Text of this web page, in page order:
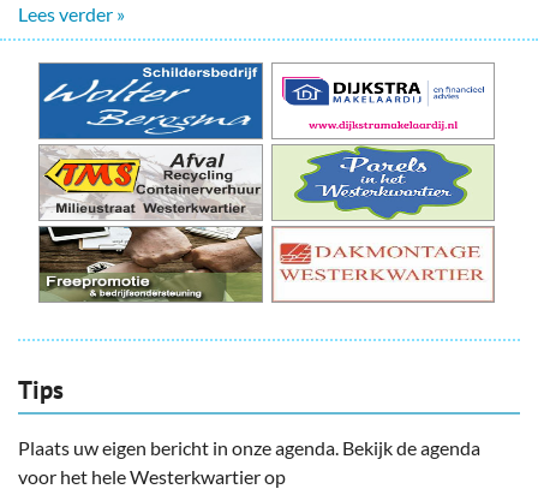
Lees verder »
Tips
Plaats uw eigen bericht in onze agenda. Bekijk de agenda
voor het hele Westerkwartier op